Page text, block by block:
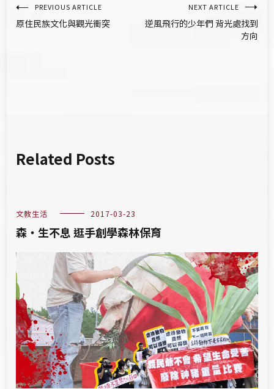
文
章
PREVIOUS ARTICLE
原住民族文化與觀光衝突
NEXT ARTICLE
逆風飛行的少年們 背光處找到
方向
Related Posts
文教生活 2017-03-23
森‧生不息 逛手創學森林保育